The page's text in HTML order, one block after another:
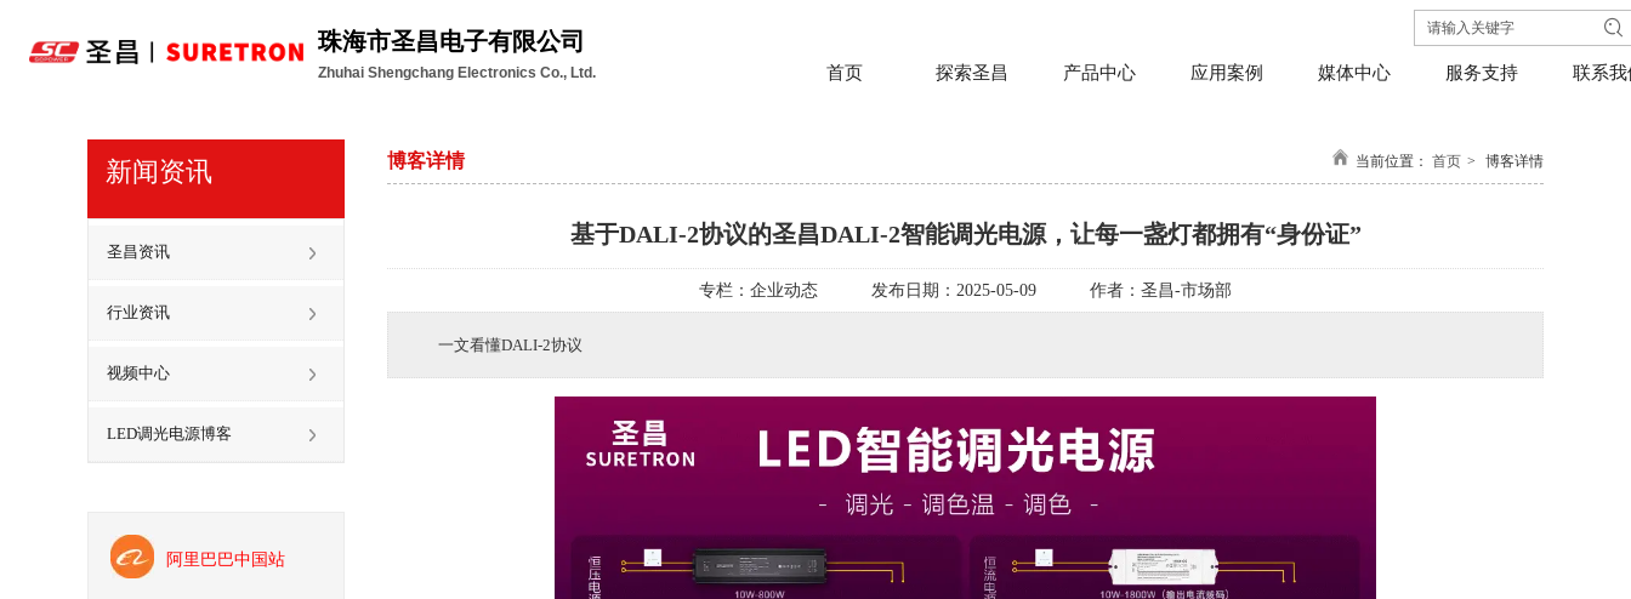
珠海市圣昌电子有限公司
Zhuhai Shengchang Electronics Co., Ltd. 首页 探索圣昌 产品中心 应用案例 媒体中心 服务支持 联系我
新闻资讯
圣昌资讯
行业资讯
视频中心
LED调光电源博客
阿里巴巴中国站
博客详情 当前位置： 首页 > 博客详情
基于DALI-2协议的圣昌DALI-2智能调光电源，让每一盏灯都拥有“身份证”
专栏： 企业动态 发布日期： 2025-05-09 作者： 圣昌-市场部
一文看懂DALI-2协议